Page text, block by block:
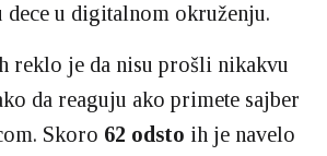
dece u digitalnom okruženju.
reklo je da nisu prošli nikakvu
da reaguju ako primete sajber
Skoro 62 odsto ih je navelo